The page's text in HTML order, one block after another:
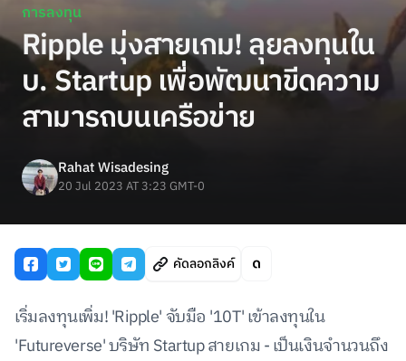
การลงทุน
Ripple มุ่งสายเกม! ลุยลงทุนใน
บ. Startup เพื่อพัฒนาขีดความ
สามารถบนเครือข่าย
Rahat Wisadesing
20 Jul 2023 AT 3:23 GMT-0
คัดลอกลิงค์
เริ่มลงทุนเพิ่ม! 'Ripple' จับมือ '10T' เข้าลงทุนใน
'Futureverse' บริษัท Startup สายเกม - เป็นเงินจำนวนถึง